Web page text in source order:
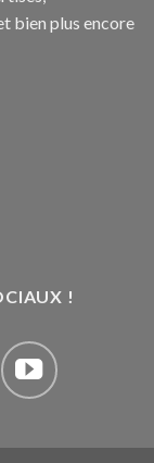
bien plus encore
!